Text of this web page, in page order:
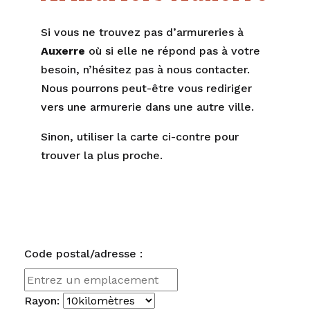
Si vous ne trouvez pas d’armureries à
Auxerre où si elle ne répond pas à votre
besoin, n’hésitez pas à nous contacter.
Nous pourrons peut-être vous rediriger
vers une armurerie dans une autre ville.
Sinon, utiliser la carte ci-contre pour
trouver la plus proche.
Code postal/adresse :
Rayon: